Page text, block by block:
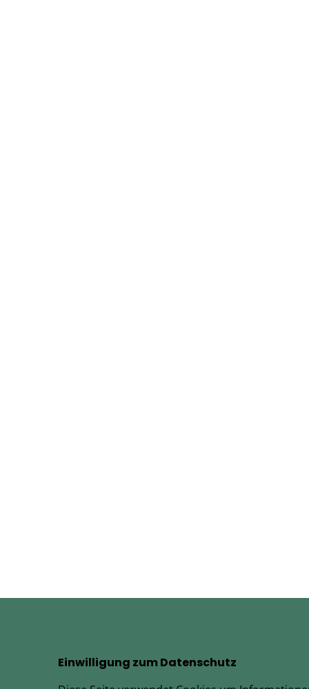
Einwilligung zum Datenschutz